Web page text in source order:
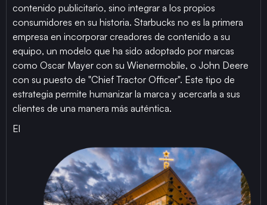
contenido publicitario, sino integrar a los propios
consumidores en su historia. Starbucks no es la primera
empresa en incorporar creadores de contenido a su
equipo, un modelo que ha sido adoptado por marcas
como Oscar Mayer con su Wienermobile, o John Deere
con su puesto de "Chief Tractor Officer". Este tipo de
estrategia permite humanizar la marca y acercarla a sus
clientes de una manera más auténtica.
El